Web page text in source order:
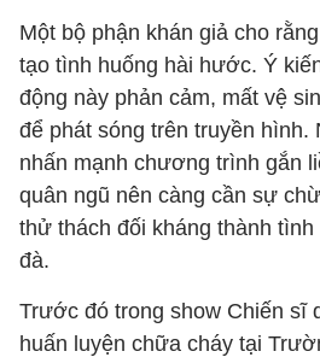
Một bộ phận khán giả cho
tạo tình huống hài hước. Ý
động này phản cảm, mất vệ
để phát sóng trên truyền hình.
nhấn mạnh chương trình gắn
quân ngũ nên càng cần sự
thử thách đối kháng thành
đà.
Trước đó trong show Chiến sĩ
huấn luyện chữa cháy tại